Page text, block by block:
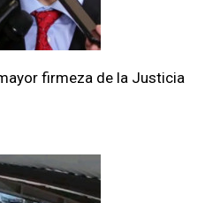
firmeza de la Justicia